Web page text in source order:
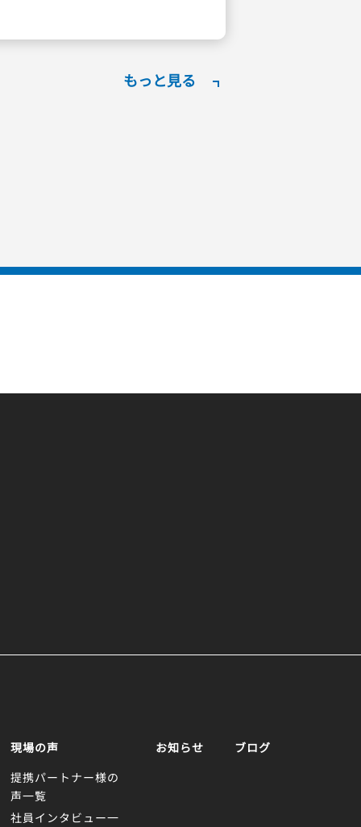
もっと見る
現場の声
提携パートナー様の
声一覧
社員インタビュー一
お知らせ ブログ